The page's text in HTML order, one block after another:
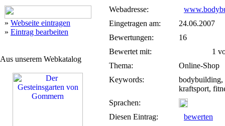
» Webseite eintragen
» Eintrag bearbeiten
Aus unserem Webkatalog
Webadresse:
Eingetragen am:
24.06.2007
Bewertungen:
16
Bewertet mit:
1
Thema:
Online-Shop
Keywords:
bodybuilding,
kraftsport,
Sprachen:
Diesen Eintrag:
bewerten